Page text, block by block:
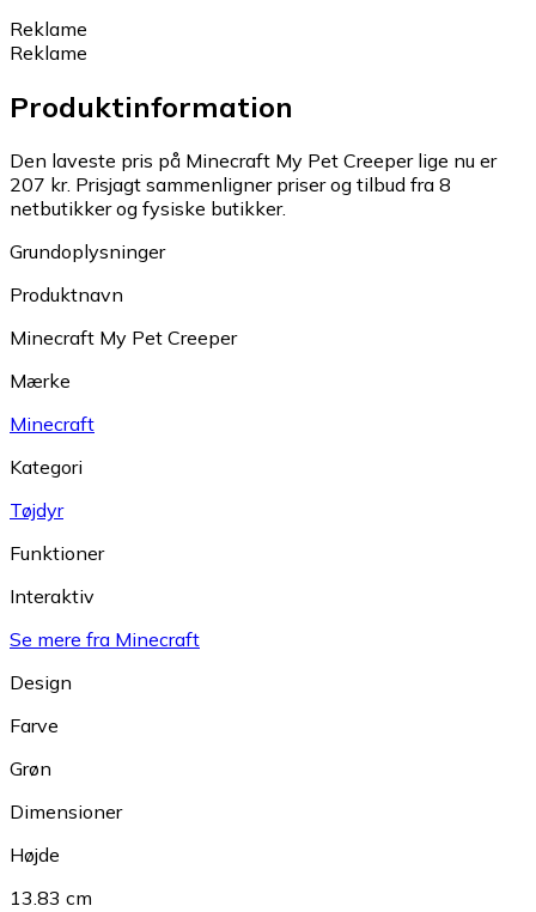
Reklame
Reklame
Produktinformation
Den laveste pris på Minecraft My Pet Creeper lige nu er
207 kr. Prisjagt sammenligner priser og tilbud fra 8
netbutikker og fysiske butikker.
Grundoplysninger
Produktnavn
Minecraft My Pet Creeper
Mærke
Minecraft
Kategori
Tøjdyr
Funktioner
Interaktiv
Se mere fra Minecraft
Design
Farve
Grøn
Dimensioner
Højde
13.83 cm